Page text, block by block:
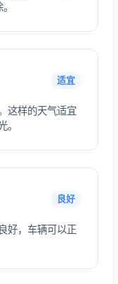
适宜
这样的天气适宜
。
良好
好，车辆可以正